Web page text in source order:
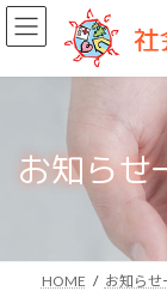
コ
ン
ン
ナ
ビ
ー
お知らせ
HOME お知らせ